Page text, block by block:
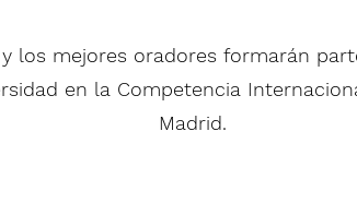
los mejores oradores formarán
en la Competencia
Madrid.